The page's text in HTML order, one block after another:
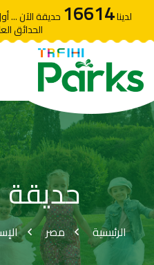
لدينا16614 حديقة الآن ...
الحدائق
الرئيسية مصر